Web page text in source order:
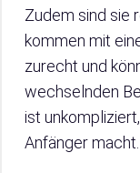
Zudem sind sie
kommen mit
zurecht und
wechselnden
ist
Anfänger macht.